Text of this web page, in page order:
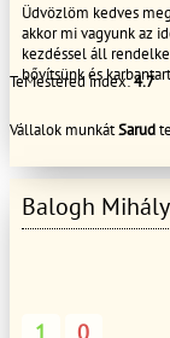
Üdvözlöm kedves
akkor mi vagyunk az
kezdéssel áll
bővítsünk és
szempont. A
igényeinek és
szolgáltatásainkat,
segítségére leszünk,
TeMestered index:4.7
Vállalok munkátSarud
Balogh Mihály